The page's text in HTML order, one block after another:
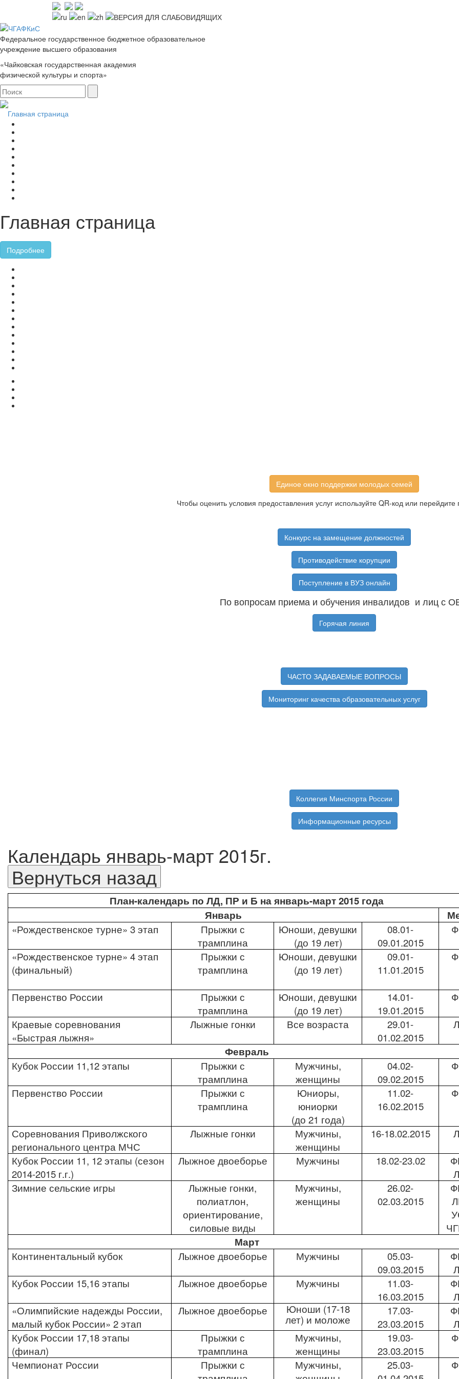
Федеральное государственное бюджетное образовательное
учреждение высшего образования
«Чайковская государственная академия
физической культуры и спорта»
Главная страница
Главная страница
Подробнее
Единое окно поддержки молодых семей
Чтобы оценить условия предоставления услуг используйте QR-код или
Конкурс на замещение должностей
Противодействие корупции
Поступление в ВУЗ онлайн
По вопросам приема и обучения инвалидов и лиц с
Горячая линия
ЧАСТО ЗАДАВАЕМЫЕ ВОПРОСЫ
Мониторинг качества образовательных услуг
Коллегия Минспорта России
Информационные ресурсы
Календарь январь-март 2015г.
План-календарь по ЛД, ПР и Б на январь-март 2015 года
Январь
«Рождественское турне» 3 этап
Прыжки с
трамплина
Юноши, девушки
(до 19 лет)
08.01-
09.01.2015
«Рождественское турне» 4 этап
(финальный)
Прыжки с
трамплина
Юноши, девушки
(до 19 лет)
09.01-
11.01.2015
Первенство России
Прыжки с
трамплина
Юноши, девушки
(до 19 лет)
14.01-
19.01.2015
Краевые соревнования
«Быстрая лыжня»
Лыжные гонки Все возраста
29.01-
01.02.2015
Февраль
Кубок России 11,12 этапы
Прыжки с
трамплина
Мужчины,
женщины
04.02-
09.02.2015
Первенство России
Прыжки с
трамплина
Юниоры,
юниорки
(до 21 года)
11.02-
16.02.2015
Соревнования Приволжского
регионального центра МЧС
Лыжные гонки
Мужчины,
женщины
16-18.02.2015
Кубок России 11, 12 этапы (сезон
2014-2015 г.г.)
Лыжное двоеборье Мужчины 18.02-23.02
Зимние сельские игры
Лыжные гонки,
полиатлон,
ориентирование,
силовые виды
Мужчины,
женщины
26.02-
02.03.2015
Март
Континентальный кубок Лыжное двоеборье Мужчины
05.03-
09.03.2015
Кубок России 15,16 этапы
Лыжное двоеборье Мужчины
11.03-
16.03.2015
«Олимпийские надежды России,
малый кубок России» 2 этап
Лыжное двоеборье
Юноши (17-18
лет) и моложе
17.03-
23.03.2015
Кубок России 17,18 этапы
(финал)
Прыжки с
трамплина
Мужчины,
женщины
19.03-
23.03.2015
Чемпионат России
Прыжки с
Мужчины,
25.03-